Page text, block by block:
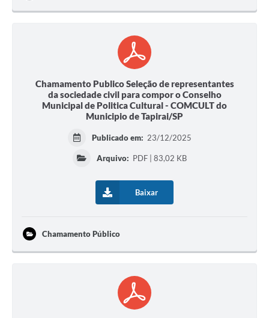
Chamamento Publico Seleção de representantes
da sociedade civil para compor o Conselho
Municipal de Politica Cultural - COMCULT do
Municipio de Tapirai/SP
Publicado em: 23/12/2025
Arquivo: PDF | 83,02 KB
Baixar
Chamamento Público